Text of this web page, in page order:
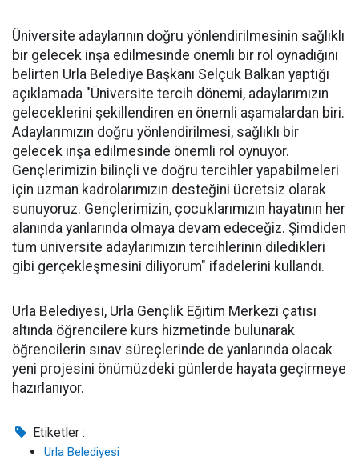
Üniversite adaylarının doğru yönlendirilmesinin sağlıklı
bir gelecek inşa edilmesinde önemli bir rol oynadığını
belirten Urla Belediye Başkanı Selçuk Balkan yaptığı
açıklamada "Üniversite tercih dönemi, adaylarımızın
geleceklerini şekillendiren en önemli aşamalardan biri.
Adaylarımızın doğru yönlendirilmesi, sağlıklı bir
gelecek inşa edilmesinde önemli rol oynuyor.
Gençlerimizin bilinçli ve doğru tercihler yapabilmeleri
için uzman kadrolarımızın desteğini ücretsiz olarak
sunuyoruz. Gençlerimizin, çocuklarımızın hayatının her
alanında yanlarında olmaya devam edeceğiz. Şimdiden
tüm üniversite adaylarımızın tercihlerinin diledikleri
gibi gerçekleşmesini diliyorum" ifadelerini kullandı.
Urla Belediyesi, Urla Gençlik Eğitim Merkezi çatısı
altında öğrencilere kurs hizmetinde bulunarak
öğrencilerin sınav süreçlerinde de yanlarında olacak
yeni projesini önümüzdeki günlerde hayata geçirmeye
hazırlanıyor.
Etiketler :
Urla Belediyesi